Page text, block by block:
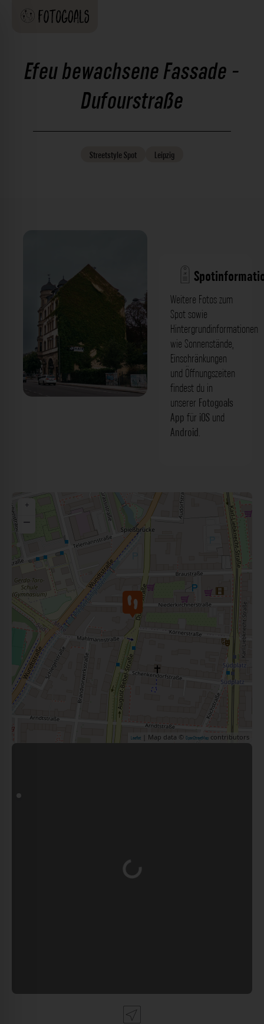
Efeu bewachsene Fassade -
Dufourstraße
StreetstyleSpot Leipzig
Weitere Fotos zum
Spot sowie
Hintergrundinformationen
wie Sonnenstände,
Einschränkungen
und Öffnungszeiten
findest du in
unserer Fotogoals
App für iOS und
Android.
+
−
Leaflet | Map data © OpenStreetMap contributors
Wird geladen …